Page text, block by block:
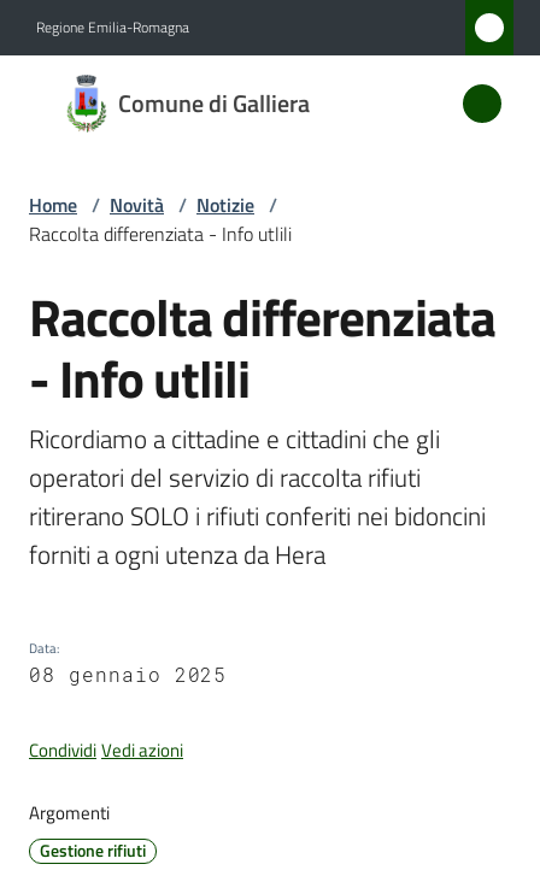
Regione Emilia-Romagna
Comune di Galliera
Comune
di
Novità
Menu selezionato
Servizi
Vivere
Galliera
Amministrazione
Trasparente
gli
Home / Novità / Notizie /
Raccolta differenziata - Info utlili
Salta al contenuto
Raccolta differenziata
- Info utlili
Ricordiamo a cittadine e cittadini che gli
operatori del servizio di raccolta rifiuti
ritirerano SOLO i rifiuti conferiti nei bidoncini
forniti a ogni utenza da Hera
Data:
08 gennaio 2025
CondividiVedi azioni
Argomenti
Gestione rifiuti